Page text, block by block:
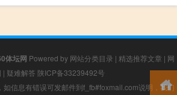
体坛网 Powered by 网站分类目录 | 精选推荐文章 | 网
| 疑难解答 陕ICP备33239492号
如信息有错误可发邮件到f_fb#foxmail.com说明，我们